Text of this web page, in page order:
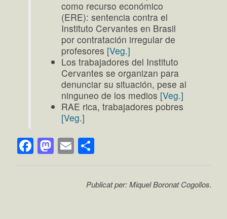
como recurso económico
(ERE): sentencia contra el
Instituto Cervantes en Brasil
por contratación irregular de
profesores [Veg.]
Los trabajadores del Instituto
Cervantes se organizan para
denunciar su situación, pese al
ninguneo de los medios [Veg.]
RAE rica, trabajadores pobres
[Veg.]
Facebook
Mastodon
Email
Publicat per: Miquel Boronat Cogollos.